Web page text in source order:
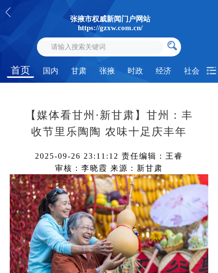
张掖市权威新闻门户网站
https://gzxw.com.cn/
首页 国内 甘肃 张掖 时政 经济 社会
【媒体看甘州·新甘肃】甘州：丰
收节里乐陶陶 农味十足庆丰年
2025-09-26 23:11:12 责任编辑：王睿
审核：李晓霞 来源：新甘肃